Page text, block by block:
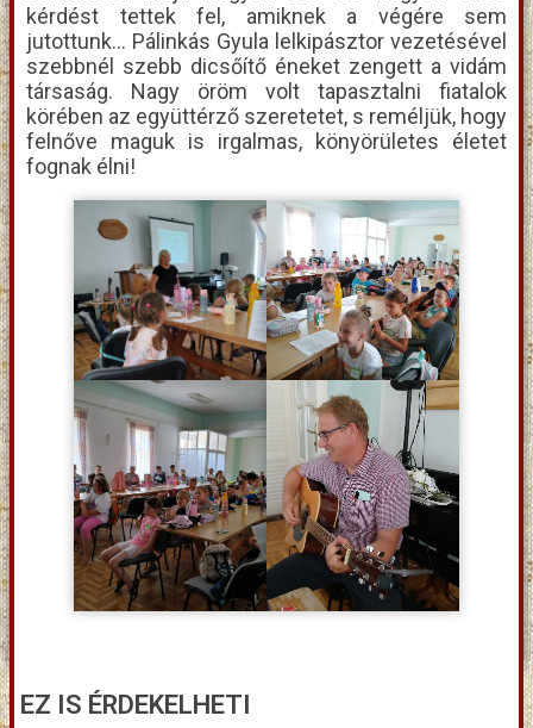
kérdést tettek fel, amiknek a végére sem
jutottunk… Pálinkás Gyula lelkipásztor vezetésével
szebbnél szebb dicsőítő éneket zengett a vidám
társaság. Nagy öröm volt tapasztalni fiatalok
körében az együttérző szeretetet, s reméljük, hogy
felnőve maguk is irgalmas, könyörületes életet
fognak élni!
EZ IS ÉRDEKELHETI